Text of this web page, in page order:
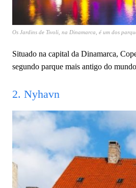
Os Jardins de Tivoli, na Dinamarca, é um dos
Situado na capital da Dinamarca,
segundo parque mais antigo do
2. Nyhavn